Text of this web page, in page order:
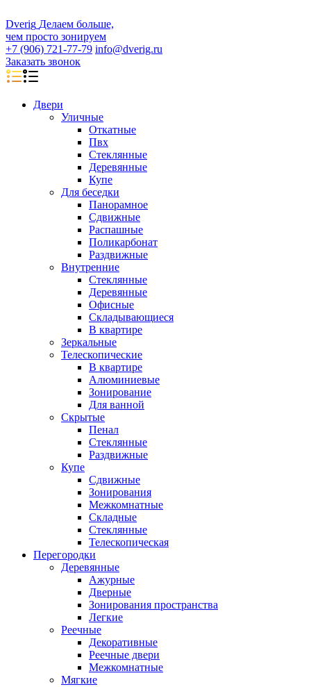
Dverig Делаем больше,
чем просто зонируем
+7 (906) 721-77-79 info@dverig.ru
Заказать звонок
Двери
Уличные
Откатные
Пвх
Стеклянные
Деревянные
Купе
Для беседки
Панорамное
Сдвижные
Распашные
Поликарбонат
Раздвижные
Внутренние
Стеклянные
Деревянные
Офисные
Складывающиеся
В квартире
Зеркальные
Телескопические
В квартире
Алюминиевые
Зонирование
Для ванной
Скрытые
Пенал
Стеклянные
Раздвижные
Купе
Сдвижные
Зонирования
Межкомнатные
Складные
Стеклянные
Телескопическая
Перегородки
Деревянные
Ажурные
Дверные
Зонирования пространства
Легкие
Реечные
Декоративные
Реечные двери
Межкомнатные
Мягкие